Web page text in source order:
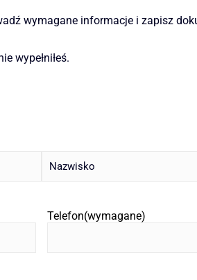
wymagane informacje i zapisz
wypełniłeś.
Telefon(wymagane)